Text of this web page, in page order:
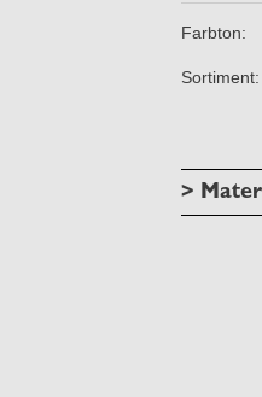
Farbton:
Sortiment:
>